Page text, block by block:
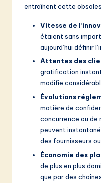
entraînent cette
Vitesse de
étaient sans
aujourd’hui définir
Attentes des
gratification
modifie
Évolutions
matière de
concurrence ou de
peuvent
des fournisseurs
Économie des
de plus en plus
que par des